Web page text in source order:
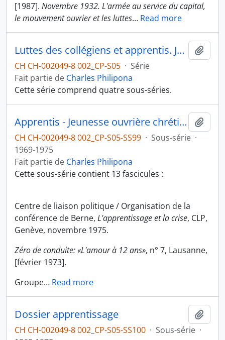
[1987]. Novembre 1932. L'armée au service du capital,
le mouvement ouvrier et les luttes… Read more
Luttes des collégiens et apprentis. Jeunesse ouvrière chrétienne
CH CH-002049-8 002_CP-S05 · Série
Fait partie de Charles Philipona
Cette série comprend quatre sous-séries.
Apprentis - Jeunesse ouvrière chrétienne (JOC)
CH CH-002049-8 002_CP-S05-SS99 · Sous-série ·
1969-1975
Fait partie de Charles Philipona
Cette sous-série contient 13 fascicules :
Centre de liaison politique / Organisation de la
conférence de Berne, L'apprentissage et la crise, CLP,
Genève, novembre 1975.
Zéro de conduite: «L'amour à 12 ans», n° 7, Lausanne,
[février 1973].
Groupe… Read more
Dossier apprentissage
CH CH-002049-8 002_CP-S05-SS100 · Sous-série ·